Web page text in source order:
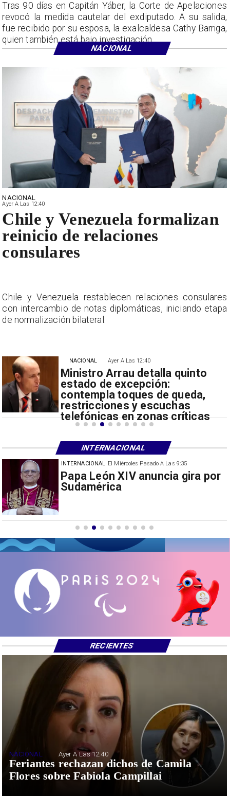
El Miércoles Pasado A Las 9:35
China restringe exportación de
drones a EEUU y sanciona
INTERNACIONAL
Ayer A Las 12:40
Ministro Arrau detalla quinto
estado de excepción:
contempla toques de queda,
restricciones y escuchas
telefónicas en zonas críticas
NACIONAL
NACIONAL
Ayer A Las 12:40
Chile y Venezuela formalizan
reinicio de relaciones
consulares
Chile y Venezuela restablecen relaciones consulares
con intercambio de notas diplomáticas, iniciando etapa
de normalización bilateral.
Tras 90 días en Capitán Yáber, la Corte de Apelaciones
revocó la medida cautelar del exdiputado. A su salida,
fue recibido por su esposa, la exalcaldesa Cathy Barriga,
quien también está bajo investigación.
NACIONAL
INTERNACIONAL
Feriantes rechazan dichos de Camila
Flores sobre Fabiola Campillai
NACIONAL Ayer A Las 12:40
RECIENTES